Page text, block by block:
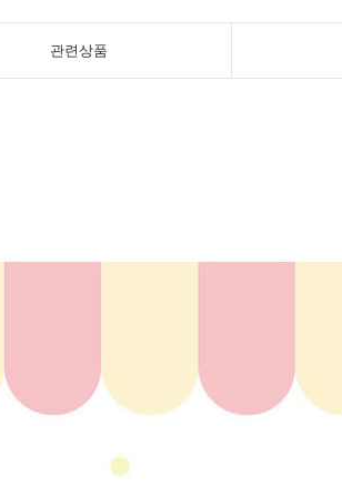
관련상품